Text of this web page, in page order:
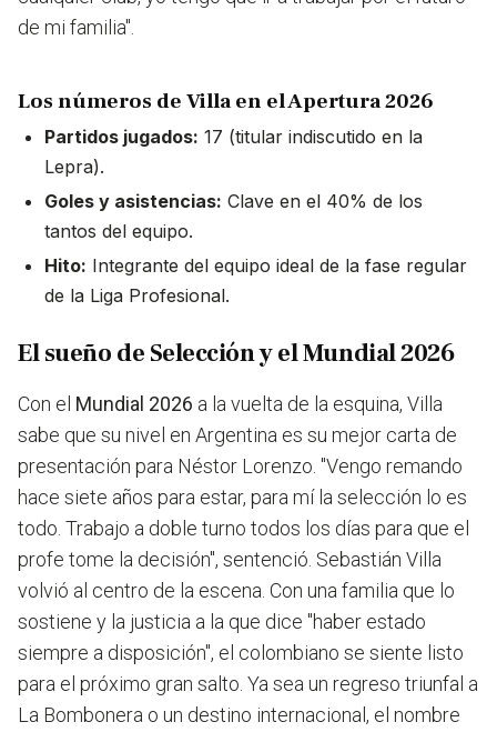
de mi familia".
Los números de Villa en el Apertura 2026
Partidos jugados: 17 (titular indiscutido en la
Lepra).
Goles y asistencias: Clave en el 40% de los
tantos del equipo.
Hito: Integrante del equipo ideal de la fase regular
de la Liga Profesional.
El sueño de Selección y el Mundial 2026
Con el Mundial 2026 a la vuelta de la esquina, Villa
sabe que su nivel en Argentina es su mejor carta de
presentación para Néstor Lorenzo. "Vengo remando
hace siete años para estar, para mí la selección lo es
todo. Trabajo a doble turno todos los días para que el
profe tome la decisión", sentenció. Sebastián Villa
volvió al centro de la escena. Con una familia que lo
sostiene y la justicia a la que dice "haber estado
siempre a disposición", el colombiano se siente listo
para el próximo gran salto. Ya sea un regreso triunfal a
La Bombonera o un destino internacional, el nombre